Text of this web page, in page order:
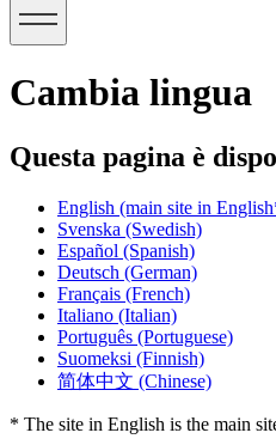
Cambia lingua
Questa pagina è
English (main site in
Svenska (Swedish)
Español (Spanish)
Deutsch (German)
Français (French)
Italiano (Italian)
Português (Portuguese)
Suomeksi (Finnish)
简体中文 (Chinese)
* The site in English is the main